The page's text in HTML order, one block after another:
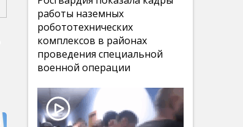
работы наземных
робототехнических
комплексов в районах
проведения специальной
военной операции